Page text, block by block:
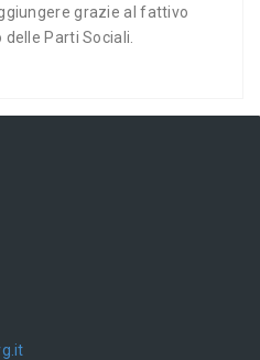
grazie al fattivo
Parti Sociali.